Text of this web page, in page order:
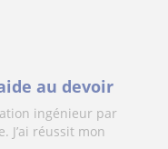
au devoir
ingénieur par
J’ai réussit mon